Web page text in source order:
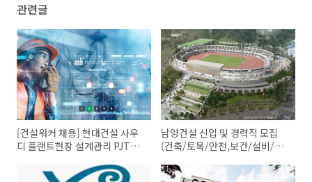
관련글
[건설워커 채용] 현대건설 사우
디 플랜트현장 설계관리 PJT모
남양건설 신입 및 경력직 모집
(건축/토목/안전,보건/설비/전